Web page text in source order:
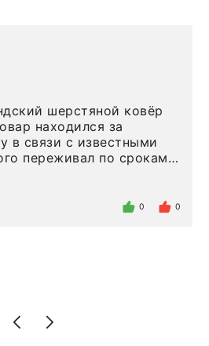
шерстяной ковёр
находился за
в связи с известными
переживал по срокам.
ровно в
время, без
всяких похвал. Выглядит
0 0